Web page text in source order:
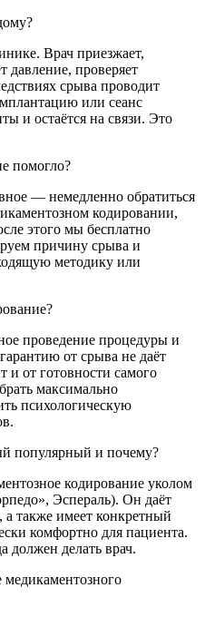
Врач приезжает,
давление, проверяет
срыва проводит
или сеанс
и остаётся на связи. Это
помогло?
— немедленно обратиться
кодировании,
этого мы бесплатно
причину срыва и
методику или
проведение процедуры и
от срыва не даёт
и от готовности самого
максимально
психологическую
популярный и почему?
кодирование уколом
Эспераль). Он даёт
а также имеет конкретный
комфортно для пациента.
должен делать врач.
медикаментозного